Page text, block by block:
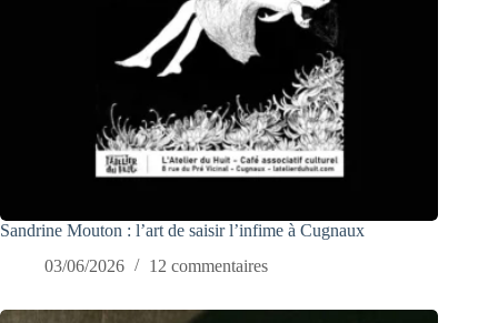
Sandrine Mouton : l’art de saisir l’infime à Cugnaux
03/06/2026
12 commentaires